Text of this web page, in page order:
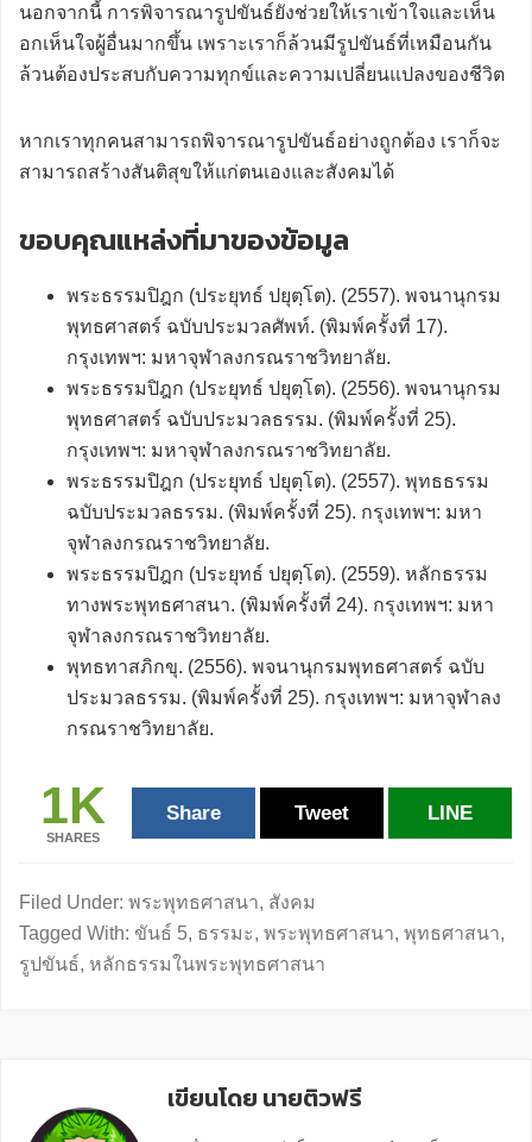
นอกจากนี้ การพิจารณารูปขันธ์ยังช่วยให้เราเข้าใจและเห็น
อกเห็นใจผู้อื่นมากขึ้น เพราะเราก็ล้วนมีรูปขันธ์ที่เหมือนกัน
ล้วนต้องประสบกับความทุกข์และความเปลี่ยนแปลงของชีวิต
หากเราทุกคนสามารถพิจารณารูปขันธ์อย่างถูกต้อง เราก็จะ
สามารถสร้างสันติสุขให้แก่ตนเองและสังคมได้
ขอบคุณแหล่งที่มาของข้อมูล
พระธรรมปิฎก (ประยุทธ์ ปยุตฺโต). (2557). พจนานุกรม
พุทธศาสตร์ ฉบับประมวลศัพท์. (พิมพ์ครั้งที่ 17).
กรุงเทพฯ: มหาจุฬาลงกรณราชวิทยาลัย.
พระธรรมปิฎก (ประยุทธ์ ปยุตฺโต). (2556). พจนานุกรม
พุทธศาสตร์ ฉบับประมวลธรรม. (พิมพ์ครั้งที่ 25).
กรุงเทพฯ: มหาจุฬาลงกรณราชวิทยาลัย.
พระธรรมปิฎก (ประยุทธ์ ปยุตฺโต). (2557). พุทธธรรม
ฉบับประมวลธรรม. (พิมพ์ครั้งที่ 25). กรุงเทพฯ: มหา
จุฬาลงกรณราชวิทยาลัย.
พระธรรมปิฎก (ประยุทธ์ ปยุตฺโต). (2559). หลักธรรม
ทางพระพุทธศาสนา. (พิมพ์ครั้งที่ 24). กรุงเทพฯ: มหา
จุฬาลงกรณราชวิทยาลัย.
พุทธทาสภิกขุ. (2556). พจนานุกรมพุทธศาสตร์ ฉบับ
ประมวลธรรม. (พิมพ์ครั้งที่ 25). กรุงเทพฯ: มหาจุฬาลง
กรณราชวิทยาลัย.
1K
SHARES
Share Tweet LINE
Filed Under: พระพุทธศาสนา, สังคม
Tagged With: ขันธ์ 5, ธรรมะ, พระพุทธศาสนา, พุทธศาสนา,
รูปขันธ์, หลักธรรมในพระพุทธศาสนา
เขียนโดย นายติวฟรี